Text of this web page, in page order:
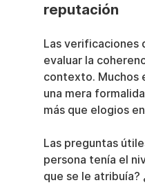
reputación
Las verificaciones
evaluar la
contexto. Muchos
una mera
más que elogios
Las preguntas
persona tenía el
que se le atribuía?